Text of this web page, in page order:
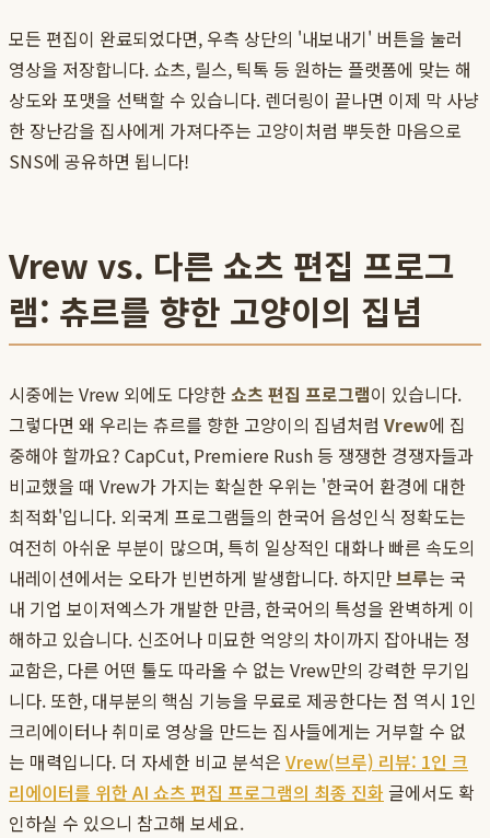
모든 편집이 완료되었다면, 우측 상단의 '내보내기' 버튼을 눌러
영상을 저장합니다. 쇼츠, 릴스, 틱톡 등 원하는 플랫폼에 맞는 해
상도와 포맷을 선택할 수 있습니다. 렌더링이 끝나면 이제 막 사냥
한 장난감을 집사에게 가져다주는 고양이처럼 뿌듯한 마음으로
SNS에 공유하면 됩니다!
Vrew vs. 다른 쇼츠 편집 프로그
램: 츄르를 향한 고양이의 집념
시중에는 Vrew 외에도 다양한쇼츠 편집 프로그램이 있습니다.
그렇다면 왜 우리는 츄르를 향한 고양이의 집념처럼 Vrew에 집
중해야 할까요? CapCut, Premiere Rush 등 쟁쟁한 경쟁자들과
비교했을 때 Vrew가 가지는 확실한 우위는 '한국어 환경에 대한
최적화'입니다. 외국계 프로그램들의 한국어 음성인식 정확도는
여전히 아쉬운 부분이 많으며, 특히 일상적인 대화나 빠른 속도의
내레이션에서는 오타가 빈번하게 발생합니다. 하지만브루는 국
내 기업 보이저엑스가 개발한 만큼, 한국어의 특성을 완벽하게 이
해하고 있습니다. 신조어나 미묘한 억양의 차이까지 잡아내는 정
교함은, 다른 어떤 툴도 따라올 수 없는 Vrew만의 강력한 무기입
니다. 또한, 대부분의 핵심 기능을 무료로 제공한다는 점 역시 1인
크리에이터나 취미로 영상을 만드는 집사들에게는 거부할 수 없
는 매력입니다. 더 자세한 비교 분석은 Vrew(브루) 리뷰: 1인 크
리에이터를 위한 AI 쇼츠 편집 프로그램의 최종 진화 글에서도 확
인하실 수 있으니 참고해 보세요.